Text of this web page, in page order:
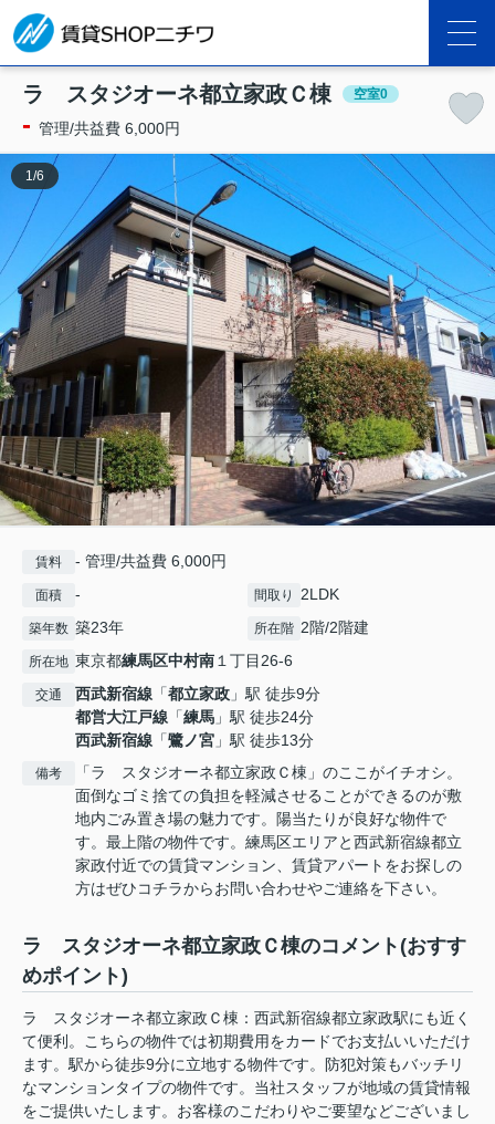
ラ スタジオーネ都立家政Ｃ棟 空室0
- 管理/共益費 6,000円
1 /6
賃料 - 管理/共益費 6,000円
面積 - 間取り 2LDK
築年数 築23年 所在階 2階/2階建
所在地 東京都練馬区中村南 １丁目26-6
交通 西武新宿線 「都立家政 」駅 徒歩9分
都営大江戸線 「練馬 」駅 徒歩24分
西武新宿線 「鷺ノ宮 」駅 徒歩13分
備考
「ラ スタジオーネ都立家政Ｃ棟」のここがイチオシ。
面倒なゴミ捨ての負担を軽減させることができるのが敷
地内ごみ置き場の魅力です。陽当たりが良好な物件で
す。最上階の物件です。練馬区エリアと西武新宿線都立
家政付近での賃貸マンション、賃貸アパートをお探しの
方はぜひコチラからお問い合わせやご連絡を下さい。
ラ スタジオーネ都立家政Ｃ棟のコメント(おすす
めポイント)
ラ スタジオーネ都立家政Ｃ棟：西武新宿線都立家政駅にも近く
て便利。こちらの物件では初期費用をカードでお支払いいただけ
ます。駅から徒歩9分に立地する物件です。防犯対策もバッチリ
なマンションタイプの物件です。当社スタッフが地域の賃貸情報
をご提供いたします。お客様のこだわりやご要望などございまし